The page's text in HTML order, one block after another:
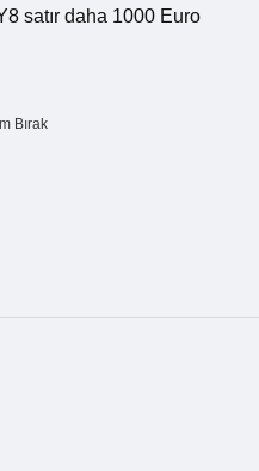
satır daha 1000 Euro
Bırak